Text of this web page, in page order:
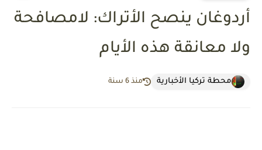
أردوغان ينصح الأتراك: لامصافحة
ولا معانقة هذه الأيام
محطة تركيا الأخبارية منذ 6 سنة